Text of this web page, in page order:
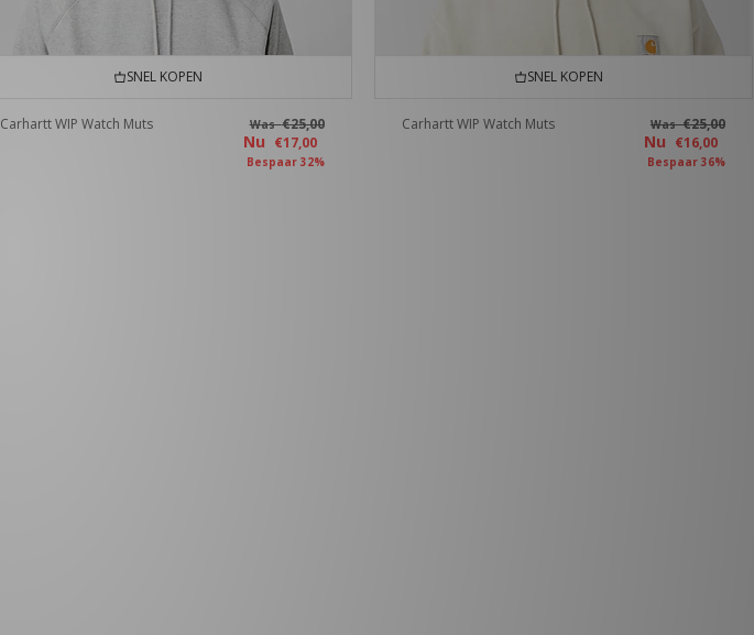
SNEL KOPEN
Carhartt WIP Watch Muts Was€25,00
Nu €17,00
Bespaar 32%
SNEL KOPEN
Carhartt WIP Watch Muts Was€25,00
Nu €16,00
Bespaar 36%